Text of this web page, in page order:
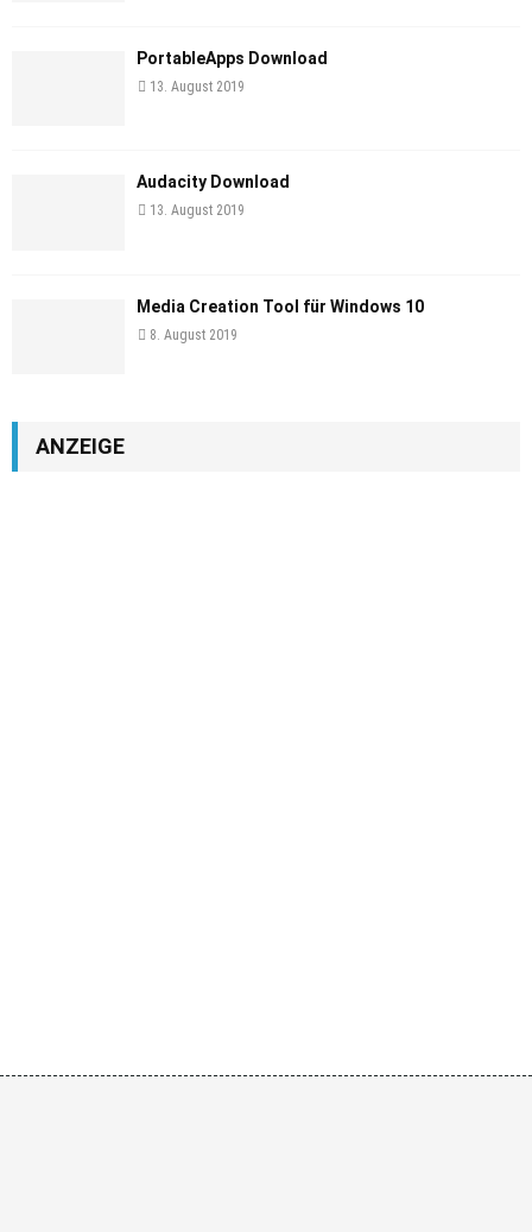
PortableApps Download
13. August 2019
Audacity Download
13. August 2019
Media Creation Tool für Windows 10
8. August 2019
ANZEIGE